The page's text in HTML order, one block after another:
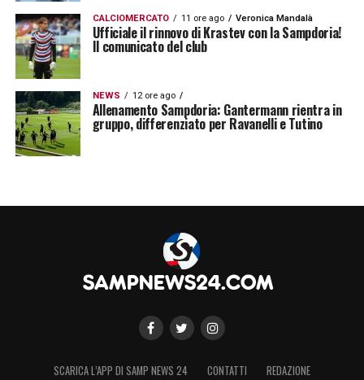
CALCIOMERCATO 11 ore ago Veronica Mandalà
Ufficiale il rinnovo di Krastev con la Sampdoria!
Il comunicato del club
NEWS 12 ore ago
Allenamento Sampdoria: Gantermann rientra in
gruppo, differenziato per Ravanelli e Tutino
SCARICA L’APP DI SAMP NEWS 24 CONTATTI REDAZIONE